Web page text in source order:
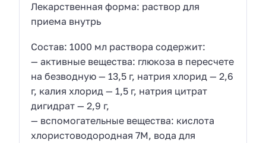
Лекарственная форма: раствор для
приема внутрь
Состав: 1000 мл раствора содержит:
— активные вещества: глюкоза в пересчете
на безводную — 13,5 г, натрия хлорид — 2,6
г, калия хлорид — 1,5 г, натрия цитрат
дигидрат — 2,9 г,
— вспомогательные вещества: кислота
хлористоводородная 7М, вода для